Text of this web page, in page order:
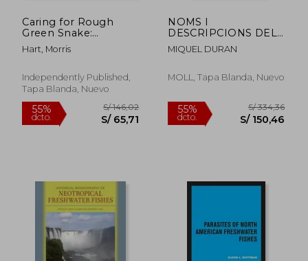
Caring for Rough
Green Snake:
Understanding the
Charms and
Keeping a Rough
Green Snake as a Pet
Their Behavior and C
(en Inglés)
Hart, Morris
Independently Published,
Tapa Blanda, Nuevo
NOMS I
DESCRIPCIONS DELS
PEIXOS DE LA MAR
CATALANA. VOLUM II:
MIQUEL DURAN
MOLL, Tapa Blanda, Nuevo